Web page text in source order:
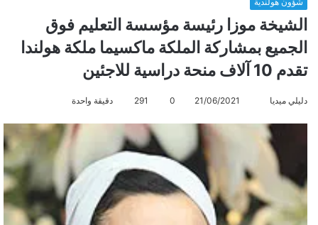
الشيخة موزا رئيسة مؤسسة التعليم فوق
الجميع بمشاركة الملكة ماكسيما ملكة هولندا
تقدم 10 آلاف منحة دراسية للاجئين
دليلي ميديا
ر
ي
د
21/06/2021
0
291 دقيقة واحدة